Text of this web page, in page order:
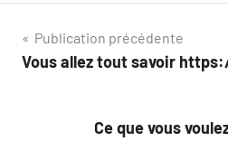
Navigation
de
Publication précédente
Vous allez tout savoir
Ce que vous